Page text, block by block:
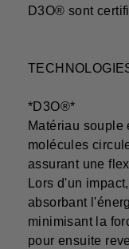
D3O® sont
*D3O®*
Matériau souple
molécules
assurant une
Lors d'un
absorbant
minimisant la
pour ensuite